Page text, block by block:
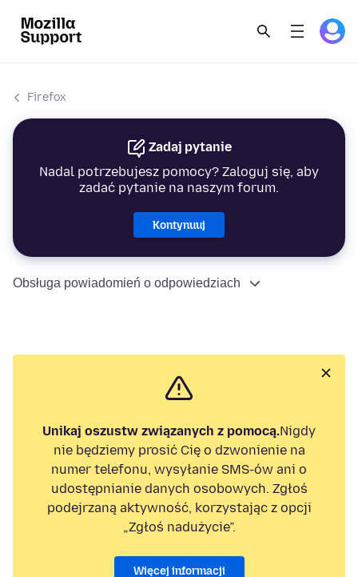
Firefox
Zadaj pytanie
Nadal potrzebujesz pomocy? Zaloguj się, aby
zadać pytanie na naszym forum.
Kontynuuj
Obsługa powiadomień o odpowiedziach
Unikaj oszustw związanych z pomocą.Nigdy
nie będziemy prosić Cię o dzwonienie na
numer telefonu, wysyłanie SMS-ów ani o
udostępnianie danych osobowych. Zgłoś
podejrzaną aktywność, korzystając z opcji
„Zgłoś nadużycie”.
Więcej informacji